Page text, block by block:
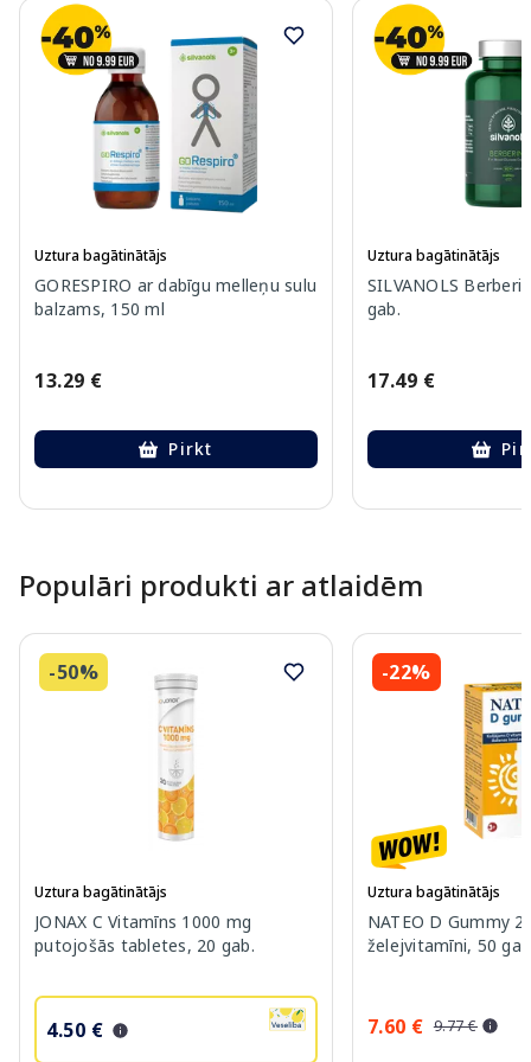
Uztura bagātinātājs
GORESPIRO ar dabīgu melleņu sulu
balzams, 150 ml
13.29 €
Pirkt
Uztura bagātinātājs
SILVANOLS
gab.
17.49 €
Populāri produkti ar atlaidēm
-50%
Uztura bagātinātājs
JONAX C Vitamīns 1000 mg
putojošās tabletes, 20 gab.
4.50 €
-22%
Uztura bagātinātājs
NATEO D Gummy
želejvitamīni, 50
7.60 € 9.77 €